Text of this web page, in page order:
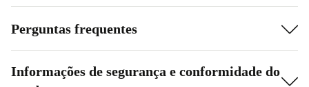
Perguntas frequentes
Informações de segurança e conformidade do